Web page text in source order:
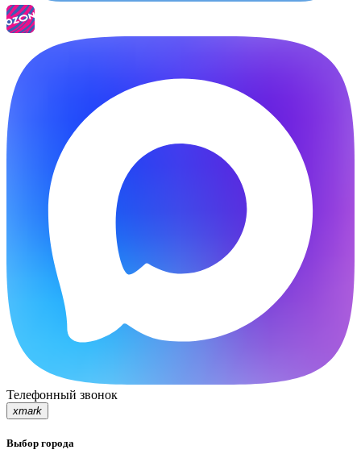
Телефонный звонок
xmark
Выбор города